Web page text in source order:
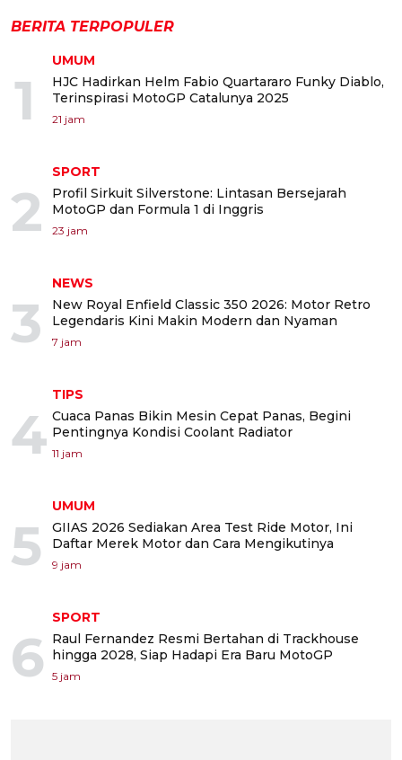
BERITA TERPOPULER
1
UMUM
HJC Hadirkan Helm Fabio Quartararo Funky Diablo,
Terinspirasi MotoGP Catalunya 2025
21 jam
2
SPORT
Profil Sirkuit Silverstone: Lintasan Bersejarah
MotoGP dan Formula 1 di Inggris
23 jam
3
NEWS
New Royal Enfield Classic 350 2026: Motor Retro
Legendaris Kini Makin Modern dan Nyaman
7 jam
4
TIPS
Cuaca Panas Bikin Mesin Cepat Panas, Begini
Pentingnya Kondisi Coolant Radiator
11 jam
5
UMUM
GIIAS 2026 Sediakan Area Test Ride Motor, Ini
Daftar Merek Motor dan Cara Mengikutinya
9 jam
6
SPORT
Raul Fernandez Resmi Bertahan di Trackhouse
hingga 2028, Siap Hadapi Era Baru MotoGP
5 jam